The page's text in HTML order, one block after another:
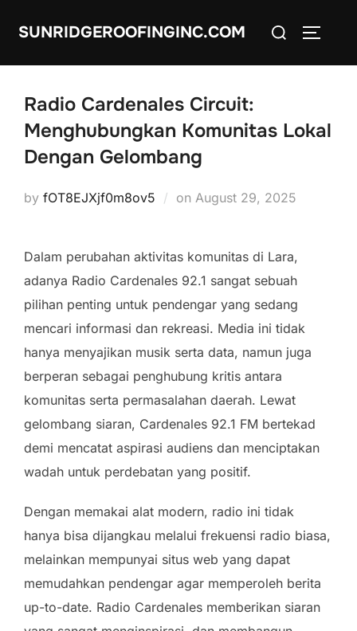
SUNRIDGEROOFINGINC.COM
Search
Radio Cardenales Circuit:
Menghubungkan Komunitas Lokal
Dengan Gelombang
by fOT8EJXjf0m8ov5 on Posted
August 29, 2025
Dalam perubahan aktivitas komunitas di Lara,
adanya Radio Cardenales 92.1 sangat sebuah
pilihan penting untuk pendengar yang sedang
mencari informasi dan rekreasi. Media ini tidak
hanya menyajikan musik serta data, namun juga
berperan sebagai penghubung kritis antara
komunitas serta permasalahan daerah. Lewat
gelombang siaran, Cardenales 92.1 FM bertekad
demi mencatat aspirasi audiens dan menciptakan
wadah untuk perdebatan yang positif.
Dengan memakai alat modern, radio ini tidak
hanya bisa dijangkau melalui frekuensi radio biasa,
melainkan mempunyai situs web yang dapat
memudahkan pendengar agar memperoleh berita
up-to-date. Radio Cardenales memberikan siaran